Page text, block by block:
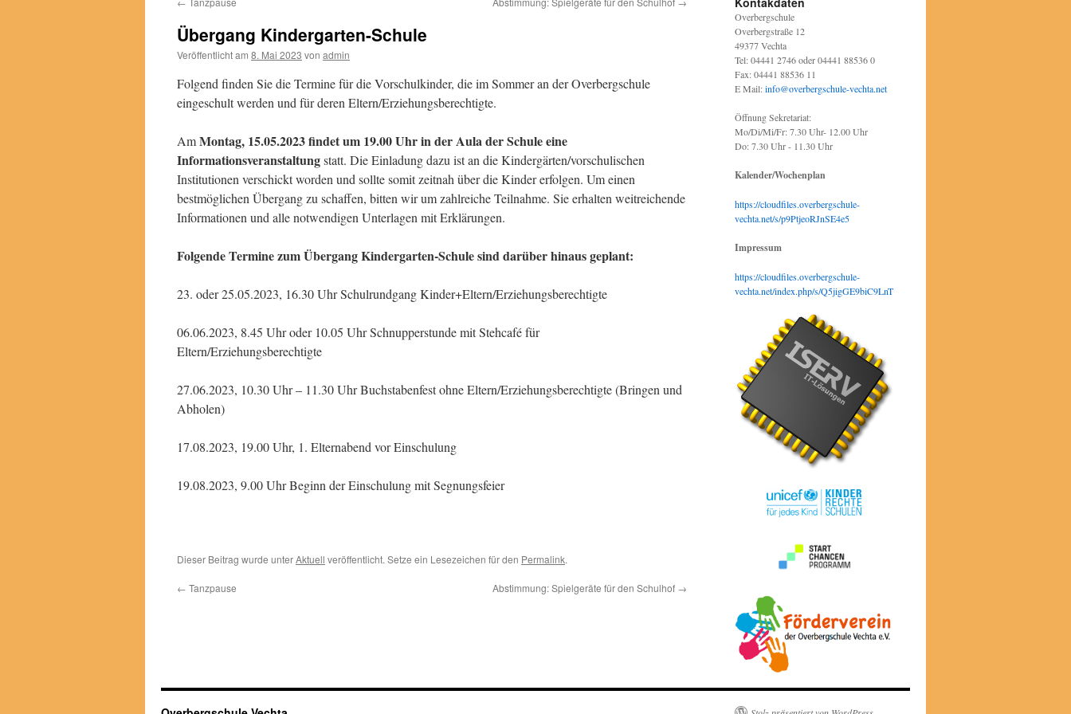
Übergang Kindergarten-Schule
Veröffentlicht am 8. Mai 2023 von admin
Folgend finden Sie die Termine für die Vorschulkinder, die im Sommer an der Overbergschule
eingeschult werden und für deren Eltern/Erziehungsberechtigte.
AmMontag, 15.05.2023 findet um 19.00 Uhr in der Aula der Schule eine
Informationsveranstaltungstatt. Die Einladung dazu ist an die Kindergärten/vorschulischen
Institutionen verschickt worden und sollte somit zeitnah über die Kinder erfolgen. Um einen
bestmöglichen Übergang zu schaffen, bitten wir um zahlreiche Teilnahme. Sie erhalten weitreichende
Informationen und alle notwendigen Unterlagen mit Erklärungen.
Folgende Termine zum Übergang Kindergarten-Schule sind darüber hinaus geplant:
oder 25.05.2023, 16.30 Uhr Schulrundgang Kinder+Eltern/Erziehungsberechtigte
06.06.2023, 8.45 Uhr oder 10.05 Uhr Schnupperstunde mit Stehcafé für
Eltern/Erziehungsberechtigte
27.06.2023, 10.30 Uhr – 11.30 Uhr Buchstabenfest ohne Eltern/Erziehungsberechtigte (Bringen und
Abholen)
17.08.2023, 19.00 Uhr, 1. Elternabend vor Einschulung
19.08.2023, 9.00 Uhr Beginn der Einschulung mit Segnungsfeier
Dieser Beitrag wurde unterAktuell veröffentlicht. Setze ein Lesezeichen für den Permalink.
← Tanzpause Abstimmung: Spielgeräte für den Schulhof →
Overbergschule
Overbergstraße 12
49377 Vechta
Tel: 04441 2746 oder 04441 88536 0
Fax: 04441 88536 11
E Mail:info@overbergschule-vechta.net
Öffnung Sekretariat:
Mo/Di/Mi/Fr: 7.30 Uhr- 12.00 Uhr
Do: 7.30 Uhr - 11.30 Uhr
Kalender/Wochenplan
https://cloudfiles.overbergschule-
vechta.net/s/p9PtjeoRJnSE4e5
Impressum
https://cloudfiles.overbergschule-
vechta.net/index.php/s/Q5jigGE9biC9LnT